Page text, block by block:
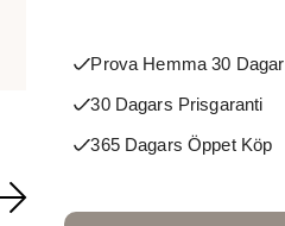
Prova Hemma 30 Dagar
30 Dagars Prisgaranti
365 Dagars Öppet Köp